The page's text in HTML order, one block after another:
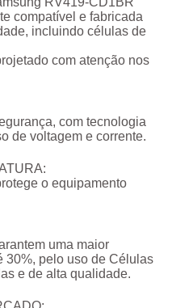
compatível e fabricada
incluindo células de
com atenção nos
com tecnologia
de voltagem e corrente.
o equipamento
uma maior
30%, pelo uso de Células
e de alta qualidade.